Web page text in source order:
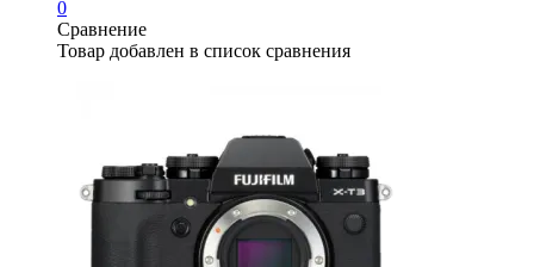
0
Сравнение
Товар добавлен в список сравнения